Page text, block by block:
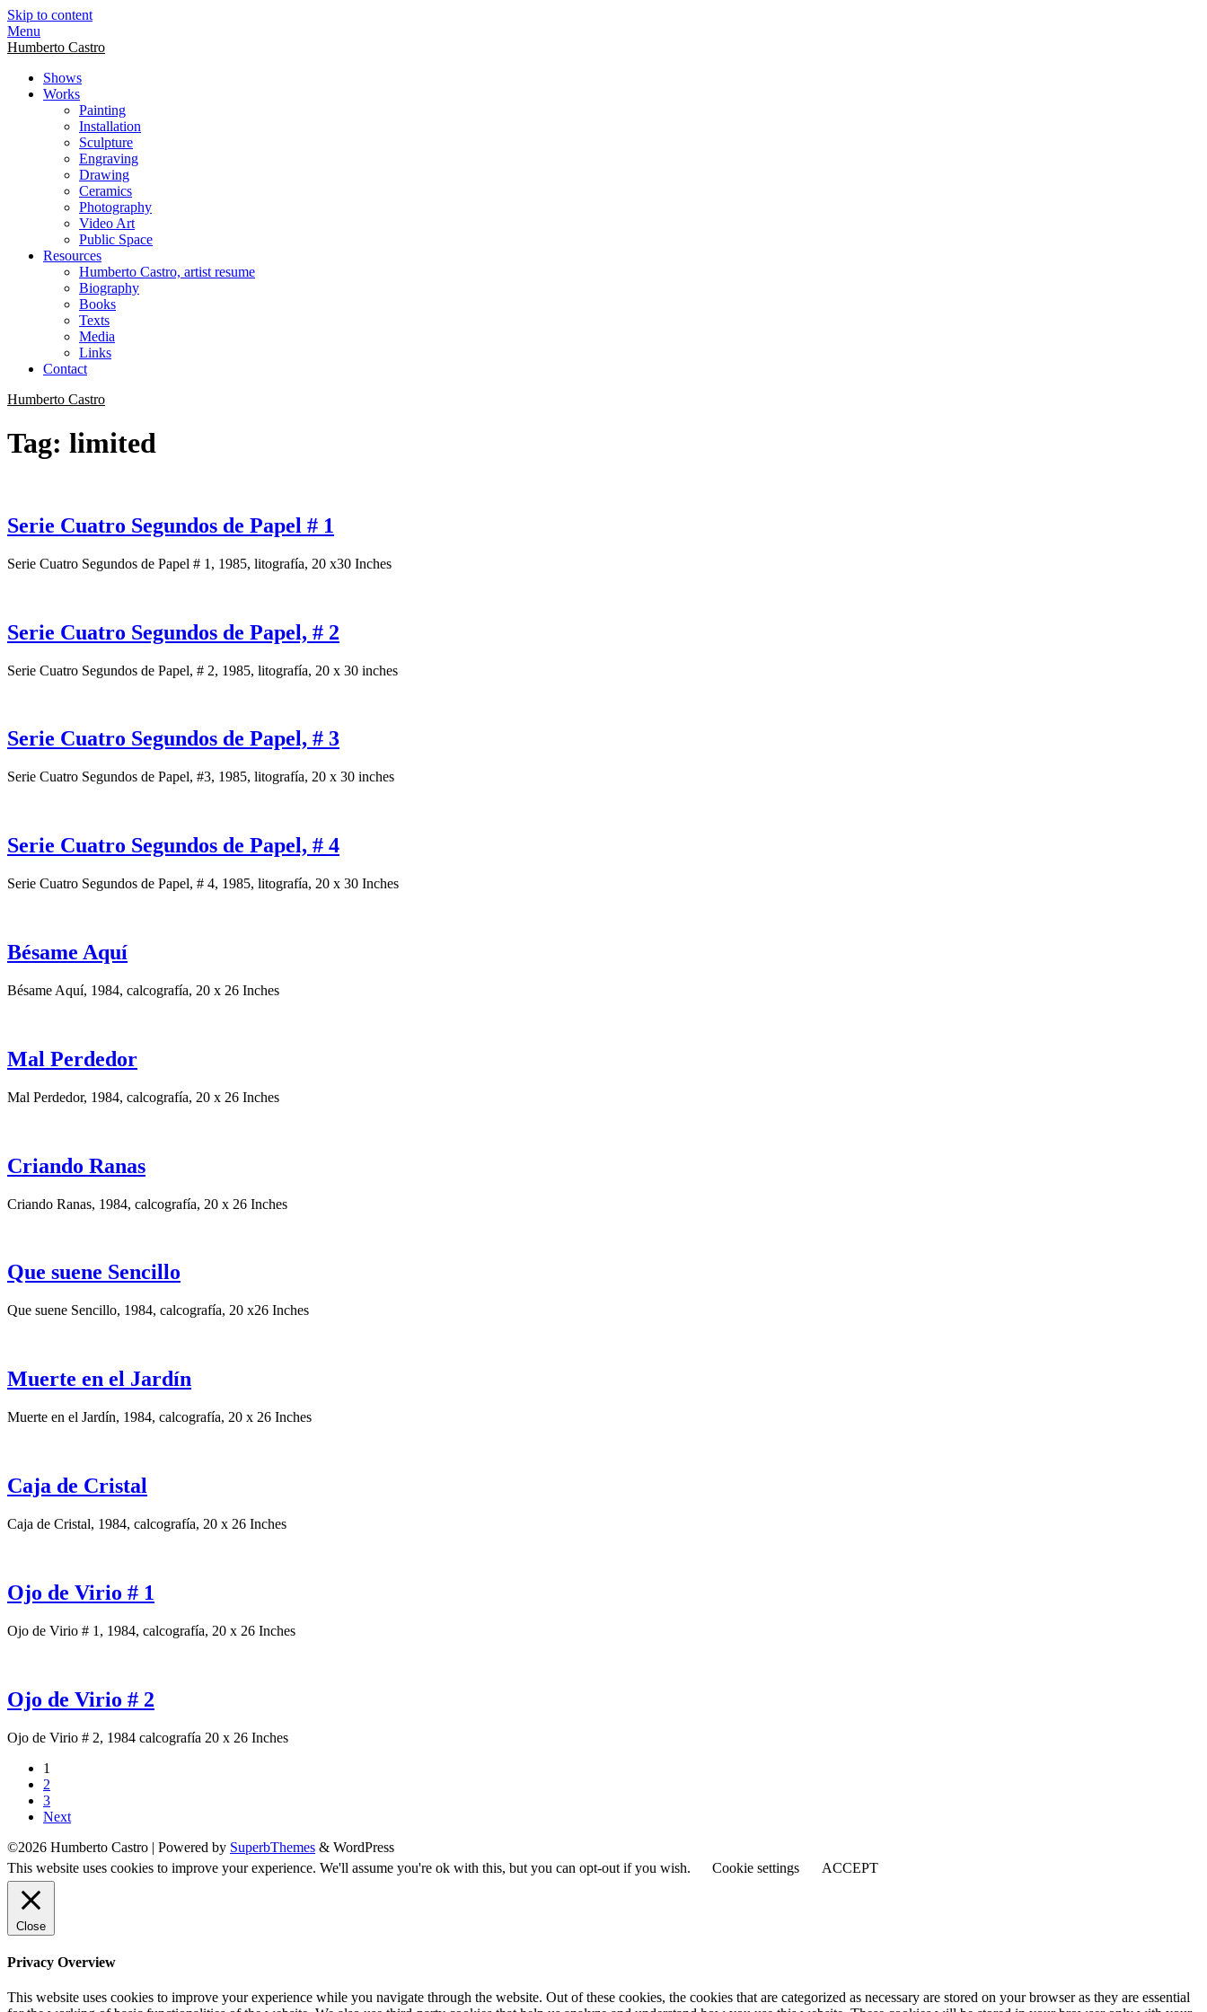
Skip to content
Menu
Humberto Castro
Shows
Works
Painting
Installation
Sculpture
Engraving
Drawing
Ceramics
Photography
Video Art
Public Space
Resources
Humberto Castro, artist resume
Biography
Books
Texts
Media
Links
Contact
Humberto Castro
Tag: limited
Serie Cuatro Segundos de Papel # 1
Serie Cuatro Segundos de Papel # 1, 1985, litografía, 20 x30 Inches
Serie Cuatro Segundos de Papel, # 2
Serie Cuatro Segundos de Papel, # 2, 1985, litografía, 20 x 30 inches
Serie Cuatro Segundos de Papel, # 3
Serie Cuatro Segundos de Papel, #3, 1985, litografía, 20 x 30 inches
Serie Cuatro Segundos de Papel, # 4
Serie Cuatro Segundos de Papel, # 4, 1985, litografía, 20 x 30 Inches
Bésame Aquí
Bésame Aquí, 1984, calcografía, 20 x 26 Inches
Mal Perdedor
Mal Perdedor, 1984, calcografía, 20 x 26 Inches
Criando Ranas
Criando Ranas, 1984, calcografía, 20 x 26 Inches
Que suene Sencillo
Que suene Sencillo, 1984, calcografía, 20 x26 Inches
Muerte en el Jardín
Muerte en el Jardín, 1984, calcografía, 20 x 26 Inches
Caja de Cristal
Caja de Cristal, 1984, calcografía, 20 x 26 Inches
Ojo de Virio # 1
Ojo de Virio # 1, 1984, calcografía, 20 x 26 Inches
Ojo de Virio # 2
Ojo de Virio # 2, 1984 calcografía 20 x 26 Inches
1
2
3
Next
©2026 Humberto Castro | Powered by SuperbThemes & WordPress
This website uses cookies to improve your experience. We'll assume you're ok with this, but you can opt-out if you wish.
Cookie settings ACCEPT
Close
Privacy Overview
This website uses cookies to improve your experience while you navigate through the website. Out of these cookies, the cookies that are categorized as necessary are stored on your browser as they are essential